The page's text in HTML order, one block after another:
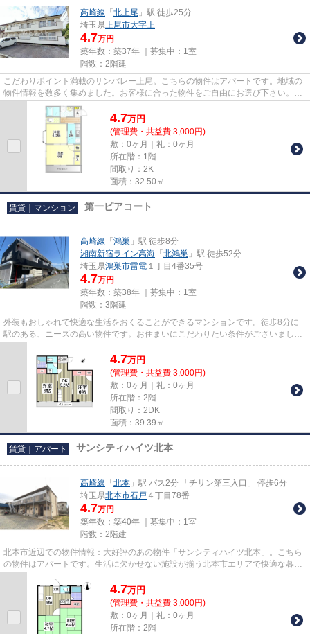
高崎線 「 北上尾 」駅 徒歩25分
埼玉県上尾市大字上
4.7万円
築年数：築37年 ｜募集中： 1室
階数：2階建
こだわりポイント満載のサンバレー上尾。こちらの物件はアパートです。地域の
物件情報を数多く集めました。お客様に合った物件をご自由にお選び下さい。お
問い合わせもお気軽にご連絡...
4.7万円
(管理費・共益費 3,000円)
敷：0ヶ月｜礼：0ヶ月
所在階：1階
間取り：2K
面積：32.50㎡
賃貸｜マンション 第一ピアコート
高崎線 「 鴻巣 」駅 徒歩8分
湘南新宿ライン高海 「 北鴻巣 」駅 徒歩52分
埼玉県鴻巣市雷電 １丁目4番35号
4.7万円
築年数：築38年 ｜募集中： 1室
階数：3階建
外装もおしゃれで快適な生活をおくることができるマンションです。徒歩8分に
駅のある、ニーズの高い物件です。お住まいにこだわりたい条件がございました
4.7万円
(管理費・共益費 3,000円)
敷：0ヶ月｜礼：0ヶ月
所在階：2階
間取り：2DK
面積：39.39㎡
賃貸｜アパート サンシティハイツ北本
高崎線 「 北本 」駅 バス2分 「チサン第三入口」 停歩6分
埼玉県北本市石戸 ４丁目78番
4.7万円
築年数：築40年 ｜募集中： 1室
階数：2階建
北本市近辺での物件情報：大好評のあの物件「サンシティハイツ北本」。こちら
の物件はアパートです。生活に欠かせない施設が揃う北本市エリアで快適な暮ら
4.7万円
(管理費・共益費 3,000円)
敷：0ヶ月｜礼：0ヶ月
所在階：2階